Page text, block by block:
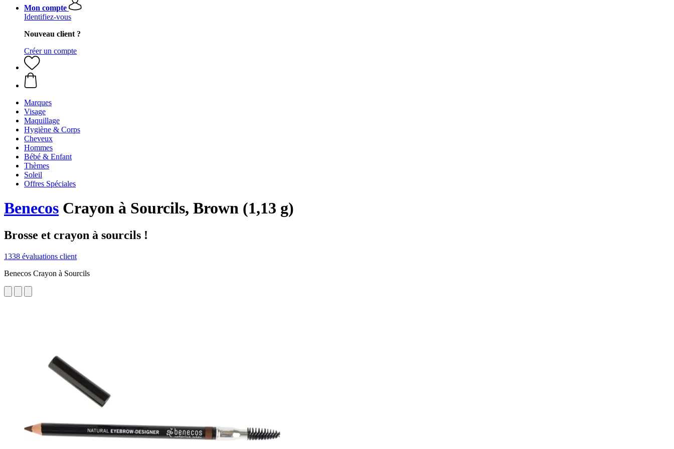
Mon compte
Identifiez-vous
Nouveau client ?
Créer un compte
Marques
Visage
Maquillage
Hygiène & Corps
Cheveux
Hommes
Bébé & Enfant
Thèmes
Soleil
Offres Spéciales
Benecos Crayon à Sourcils, Brown (1,13 g)
Brosse et crayon à sourcils !
1338 évaluations client
Benecos Crayon à Sourcils